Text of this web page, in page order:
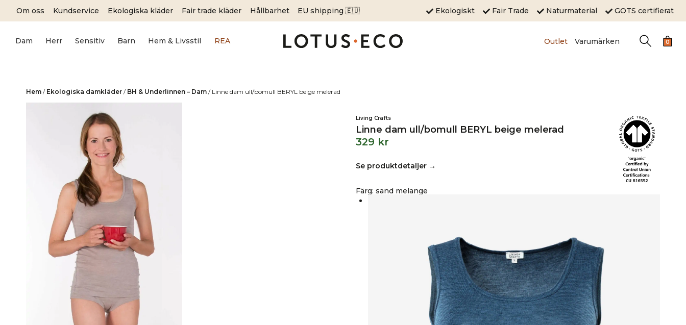
Om oss Kundservice Ekologiska kläder Fair trade kläder Hållbarhet EU shipping 🇪🇺 Ekologiskt Fair Trade Naturmaterial GOTS certifierat
Dam Herr Sensitiv Barn Hem & Livsstil REA Outlet Varumärken 0
Hem / Ekologiska damkläder / BH & Underlinnen – Dam / Linne dam ull/bomull BERYL beige melerad
Living Crafts
Linne dam ull/bomull BERYL beige melerad
329 kr
Se produktdetaljer →
Färg: sand melange